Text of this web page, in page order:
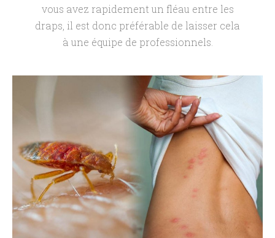
vous avez rapidement un fléau entre les
draps, il est donc préférable de laisser cela
à une équipe de professionnels.